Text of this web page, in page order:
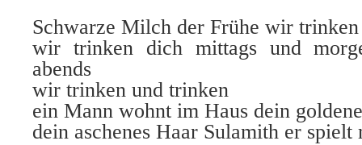
Schwarze Milch der Frühe wir
wir trinken dich mittags und
abends
wir trinken und trinken
ein Mann wohnt im Haus dein
dein aschenes Haar Sulamith er spielt